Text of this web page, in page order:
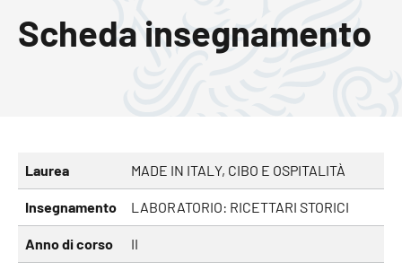
Scheda insegnamento
Laurea MADE IN ITALY, CIBO E OSPITALITÀ
Insegnamento LABORATORIO: RICETTARI STORICI
Anno di corso II